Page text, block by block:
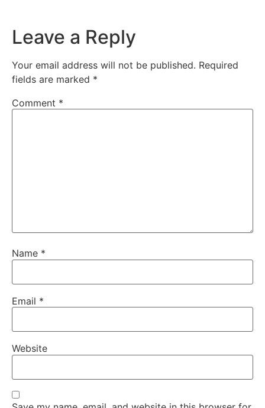
Leave a Reply
Your email address will not be published. Required
fields are marked *
Comment *
Name *
Email *
Website